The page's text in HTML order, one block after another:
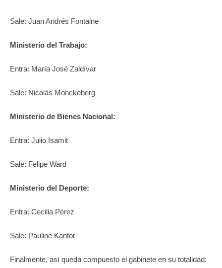
Sale: Juan Andrés Fontaine
Ministerio del Trabajo:
Entra: María José Zaldívar
Sale: Nicolás Monckeberg
Ministerio de Bienes Nacional:
Entra: Julio Isamit
Sale: Felipe Ward
Ministerio del Deporte:
Entra: Cecilia Pérez
Sale: Pauline Kantor
Finalmente, así queda compuesto el gabinete en su totalidad: